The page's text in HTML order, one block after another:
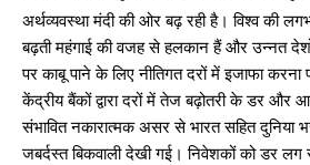
अर्थव्यवस्था मंदी की ओर बढ़ रही है। विश्व की
बढ़ती महंगाई की वजह से हलकान हैं और उन्नत
पर काबू पाने के लिए नीतिगत दरों में इजाफा
केंद्रीय बैंकों द्वारा दरों में तेज बढ़ोतरी के डर और
संभावित नकारात्मक असर से भारत सहित दुनिया
जबर्दस्त बिकवाली देखी गई। निवेशकों को डर लग